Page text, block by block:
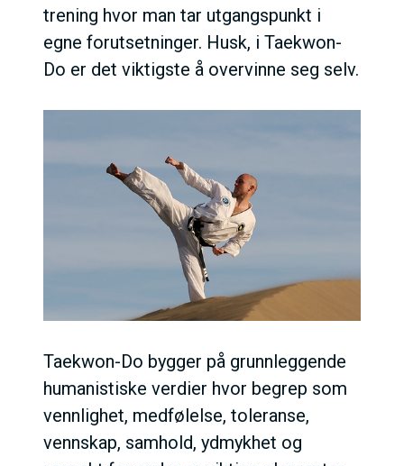
trening hvor man tar utgangspunkt i
egne forutsetninger. Husk, i Taekwon-
Do er det viktigste å overvinne seg selv.
Taekwon-Do bygger på grunnleggende
humanistiske verdier hvor begrep som
vennlighet, medfølelse, toleranse,
vennskap, samhold, ydmykhet og